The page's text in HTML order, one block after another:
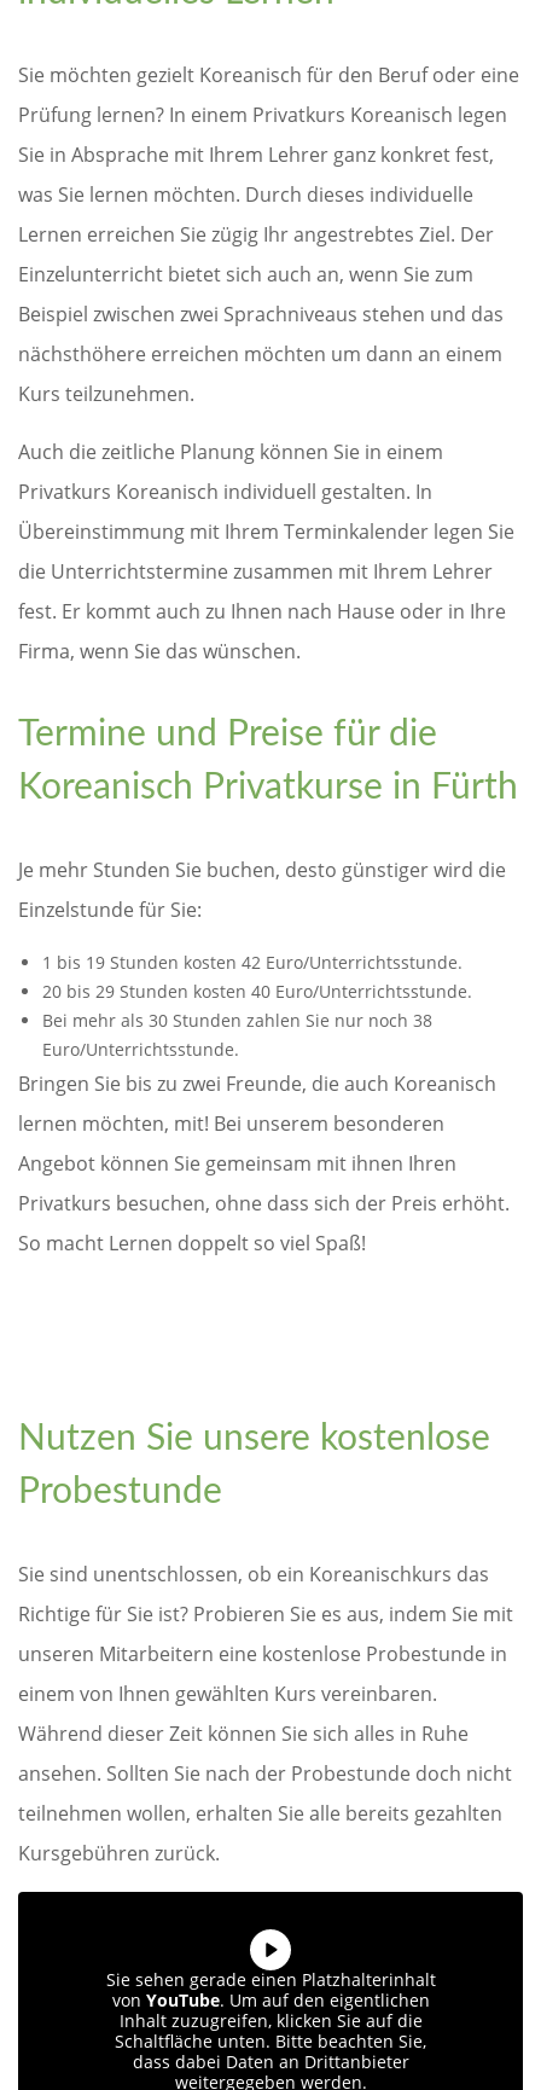
Sie möchten gezielt Koreanisch für den Beruf oder eine
Prüfung lernen? In einem Privatkurs Koreanisch legen
Sie in Absprache mit Ihrem Lehrer ganz konkret fest,
was Sie lernen möchten. Durch dieses individuelle
Lernen erreichen Sie zügig Ihr angestrebtes Ziel. Der
Einzelunterricht bietet sich auch an, wenn Sie zum
Beispiel zwischen zwei Sprachniveaus stehen und das
nächsthöhere erreichen möchten um dann an einem
Kurs teilzunehmen.
Auch die zeitliche Planung können Sie in einem
Privatkurs Koreanisch individuell gestalten. In
Übereinstimmung mit Ihrem Terminkalender legen Sie
die Unterrichtstermine zusammen mit Ihrem Lehrer
fest. Er kommt auch zu Ihnen nach Hause oder in Ihre
Firma, wenn Sie das wünschen.
Termine und Preise für die
Koreanisch Privatkurse in Fürth
Je mehr Stunden Sie buchen, desto günstiger wird die
Einzelstunde für Sie:
1 bis 19 Stunden kosten 42 Euro/Unterrichtsstunde.
20 bis 29 Stunden kosten 40 Euro/Unterrichtsstunde.
Bei mehr als 30 Stunden zahlen Sie nur noch 38
Euro/Unterrichtsstunde.
Bringen Sie bis zu zwei Freunde, die auch Koreanisch
lernen möchten, mit! Bei unserem besonderen
Angebot können Sie gemeinsam mit ihnen Ihren
Privatkurs besuchen, ohne dass sich der Preis erhöht.
So macht Lernen doppelt so viel Spaß!
Nutzen Sie unsere kostenlose
Probestunde
Sie sind unentschlossen, ob ein Koreanischkurs das
Richtige für Sie ist? Probieren Sie es aus, indem Sie mit
unseren Mitarbeitern eine kostenlose Probestunde in
einem von Ihnen gewählten Kurs vereinbaren.
Während dieser Zeit können Sie sich alles in Ruhe
ansehen. Sollten Sie nach der Probestunde doch nicht
teilnehmen wollen, erhalten Sie alle bereits gezahlten
Kursgebühren zurück.
Sie sehen gerade einen Platzhalterinhalt
von YouTube. Um auf den eigentlichen
Inhalt zuzugreifen, klicken Sie auf die
Schaltfläche unten. Bitte beachten Sie,
dass dabei Daten an Drittanbieter
weitergegeben werden.